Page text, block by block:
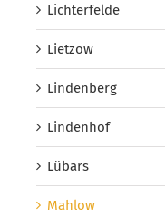
Lichterfelde
Lietzow
Lindenberg
Lindenhof
Lübars
Mahlow